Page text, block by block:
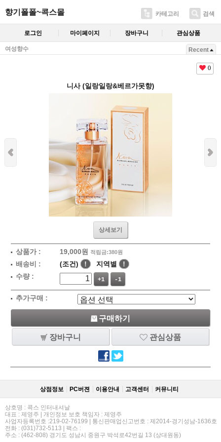
향기폴폴~콕스몰 카테고리 검색
로그인 마이페이지 장바구니 관심상품
여성향수 Recent
0
니사 (일랑일랑&베르가못향)
상세보기
상품가 : 19,000원 적립금:380원
배송비 : (조건) ! 지역별
!
수량 :
+1 -1
추가구매 :
구매하기
장바구니 관심상품
상점정보 PC버젼 이용안내 고객센터 커뮤니티
상호명 : 콕스 인터내셔날
대표 : 제영주 | 개인정보 보호 책임자 : 제영주
사업자등록번호 :219-02-76199 | 통신판매업신고번호 : 제2014-경기성남-1636호
전화 : (031)732-5113 | 팩스 :
주소 : (462-808) 경기도 성남시 중원구 박석로42번길 13 (상대원동)